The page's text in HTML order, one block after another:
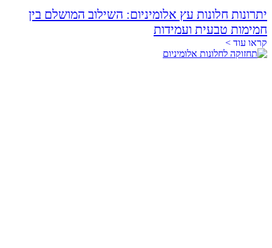
יתרונות חלונות עץ אלומיניום: השילוב המושלם בין
חמימות טבעית ועמידות
קראו עוד >